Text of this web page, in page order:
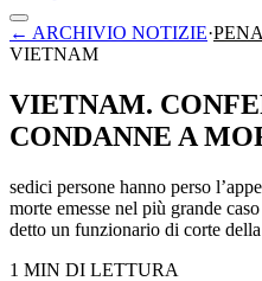
← ARCHIVIO NOTIZIE·
VIETNAM
VIETNAM.
CONDANNE A
sedici persone hanno perso
morte emesse nel più grande
detto un funzionario di corte
1 MIN DI LETTURA